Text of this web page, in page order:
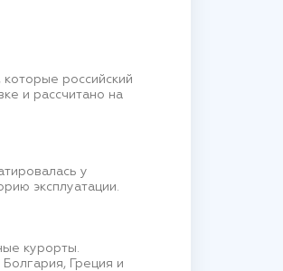
российский
и рассчитано на
у
эксплуатации.
курорты.
Греция и